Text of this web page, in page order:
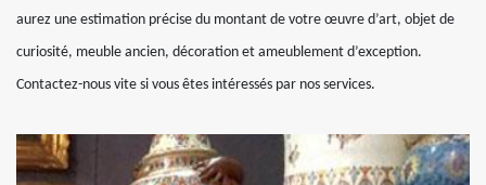
aurez une estimation précise du montant de votre œuvre d’art, objet de
curiosité, meuble ancien, décoration et ameublement d’exception.
Contactez-nous vite si vous êtes intéressés par nos services.